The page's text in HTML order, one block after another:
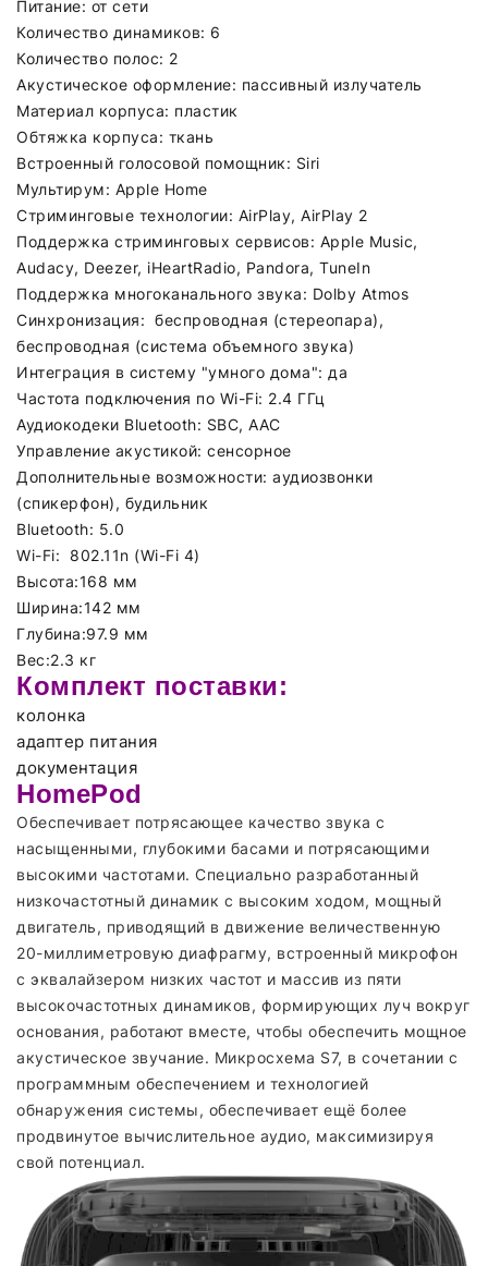
Питание: от сети
Количество динамиков: 6
Количество полос: 2
Акустическое оформление: пассивный излучатель
Материал корпуса: пластик
Обтяжка корпуса: ткань
Встроенный голосовой помощник: Siri
Мультирум: Apple Home
Стриминговые технологии: AirPlay, AirPlay 2
Поддержка стриминговых сервисов: Apple Music,
Audacy, Deezer, iHeartRadio, Pandora, TuneIn
Поддержка многоканального звука: Dolby Atmos
Синхронизация: беспроводная (стереопара),
беспроводная (система объемного звука)
Интеграция в систему "умного дома": да
Частота подключения по Wi-Fi: 2.4 ГГц
Аудиокодеки Bluetooth: SBC, AAC
Управление акустикой: сенсорное
Дополнительные возможности: аудиозвонки
(спикерфон), будильник
Bluetooth: 5.0
Wi-Fi: 802.11n (Wi-Fi 4)
Высота:168 мм
Ширина:142 мм
Глубина:97.9 мм
Вес:2.3 кг
Комплект поставки:
колонка
адаптер питания
документация
HomePod
Обеспечивает потрясающее качество звука с
насыщенными, глубокими басами и потрясающими
высокими частотами. Специально разработанный
низкочастотный динамик с высоким ходом, мощный
двигатель, приводящий в движение величественную
20-миллиметровую диафрагму, встроенный микрофон
с эквалайзером низких частот и массив из пяти
высокочастотных динамиков, формирующих луч вокруг
основания, работают вместе, чтобы обеспечить мощное
акустическое звучание. Микросхема S7, в сочетании с
программным обеспечением и технологией
обнаружения системы, обеспечивает ещё более
продвинутое вычислительное аудио, максимизируя
свой потенциал.